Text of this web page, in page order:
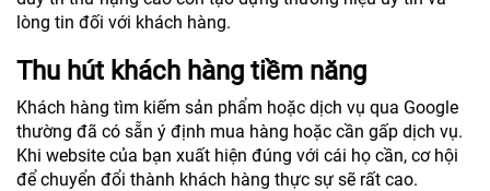
lòng tin đối với khách hàng.
Thu hút khách hàng tiềm năng
Khách hàng tìm kiếm sản phẩm hoặc dịch vụ qua Google
thường đã có sẵn ý định mua hàng hoặc cần gấp dịch vụ.
Khi website của bạn xuất hiện đúng với cái họ cần, cơ hội
để chuyển đổi thành khách hàng thực sự sẽ rất cao.